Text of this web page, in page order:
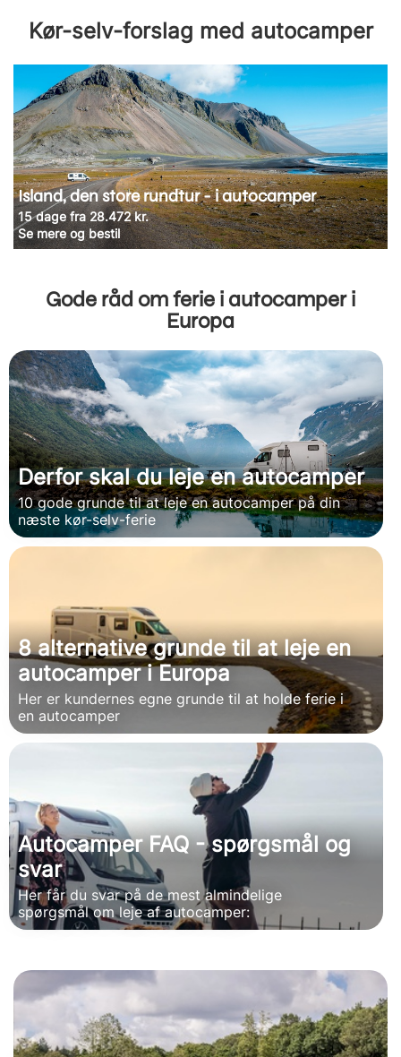
Kør-selv-forslag med autocamper
Island, den store rundtur - i autocamper
15 dage fra 28.472 kr.
Se mere og bestil
Gode råd om ferie i autocamper i
Europa
Derfor skal du leje en autocamper
10 gode grunde til at leje en autocamper på din
næste kør-selv-ferie
8 alternative grunde til at leje en
autocamper i Europa
Her er kundernes egne grunde til at holde ferie i
en autocamper
Autocamper FAQ - spørgsmål og
svar
Her får du svar på de mest almindelige
spørgsmål om leje af autocamper: